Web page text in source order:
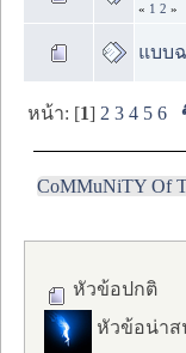
« 1 2 »
แบบ
หน้า: [1] 2 3 4 5 6
CoMMuNiTY Of
หัวข้อปกติ
หัวข้อน่าส